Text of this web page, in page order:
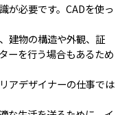
が必要です。CADを使っ
建物の構造や外観、証
ーを行う場合もあるため
アデザイナーの仕事では